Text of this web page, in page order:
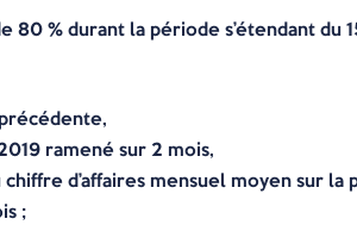
% durant la période s’étendant du
ramené sur 2 mois,
d’affaires mensuel moyen sur la
;